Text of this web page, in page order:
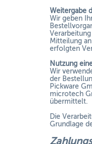
Weitergabe
Wir geben
Mitteilung
erfolgten
Nutzung
Wir
der
Pickware
microtech
übermittelt.
Die
Grundlage